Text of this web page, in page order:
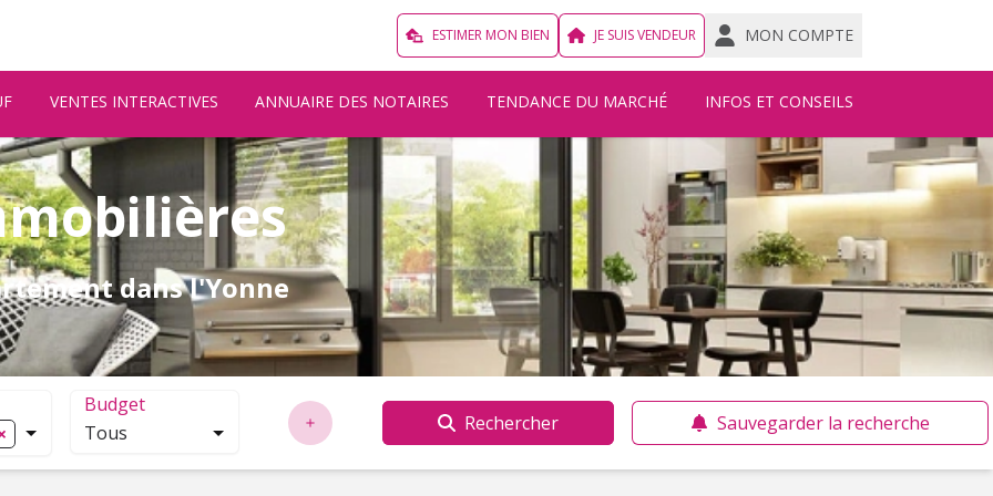
ESTIMER MON BIEN JE SUIS VENDEUR MON COMPTE
VENTES INTERACTIVES ANNUAIRE DES NOTAIRES TENDANCE DU MARCHÉ INFOS ET CONSEILS
dans l'Yonne
localisation. Cliquez pour ouvrir la modale de recherche.
Budget
Tous
Rechercher Sauvegarder la recherche